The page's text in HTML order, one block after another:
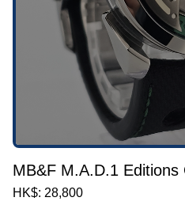
MB&F M.A.D.1 Editions
HK$: 28,800